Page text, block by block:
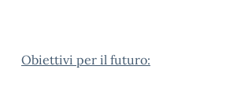
Obiettivi per il futuro: